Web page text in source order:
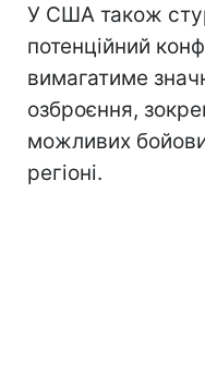
У США також
потенційний
вимагатиме
озброєння,
можливих
регіоні.